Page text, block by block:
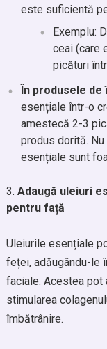
este suficientă
Exemplu:
ceai (care
picături
În produsele de
esențiale într-o
amestecă 2-3
produs dorită.
esențiale sunt
Adaugă uleiuri
pentru față
Uleiurile esențiale
feței, adăugându-le
faciale. Acestea pot
stimularea
îmbătrânire.